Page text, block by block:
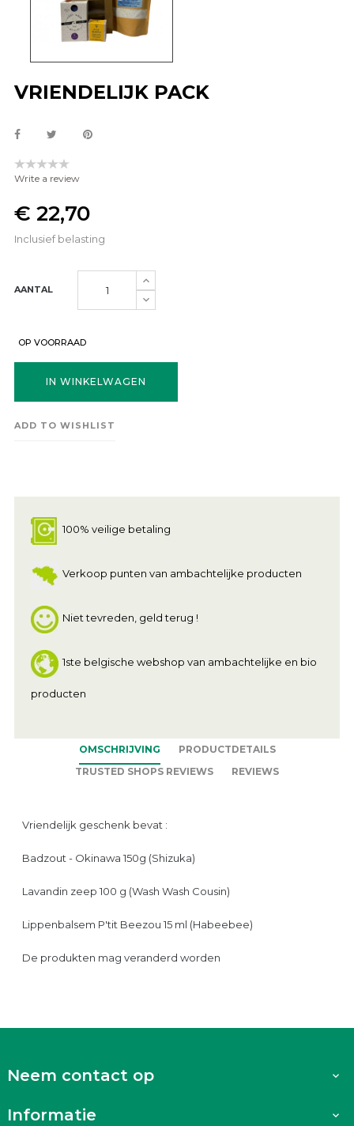
VRIENDELIJK PACK
Write a review
€ 22,70
Inclusief belasting
AANTAL
OP VOORRAAD
IN WINKELWAGEN
ADD TO WISHLIST
100% veilige betaling
Verkoop punten van ambachtelijke producten
Niet tevreden, geld terug !
1ste belgische webshop van ambachtelijke en bio
producten
OMSCHRIJVING
PRODUCTDETAILS
TRUSTED SHOPS REVIEWS
REVIEWS
Vriendelijk geschenk bevat :
Badzout - Okinawa 150g (Shizuka)
Lavandin zeep 100 g (Wash Wash Cousin)
Lippenbalsem P'tit Beezou 15 ml (Habeebee)
De produkten mag veranderd worden
Neem contact op 
Informatie 